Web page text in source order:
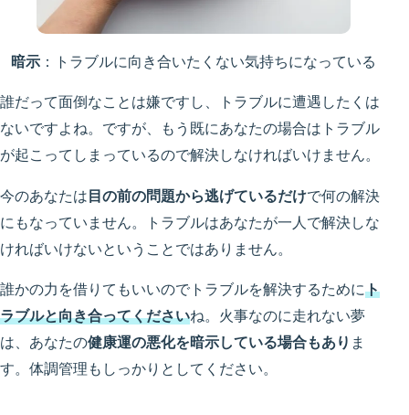
暗示 ：トラブルに向き合いたくない気持ちになっている
誰だって面倒なことは嫌ですし、トラブルに遭遇したくは
ないですよね。ですが、もう既にあなたの場合はトラブル
が起こってしまっているので解決しなければいけません。
今のあなたは目の前の問題から逃げているだけで何の解決
にもなっていません。トラブルはあなたが一人で解決しな
ければいけないということではありません。
誰かの力を借りてもいいのでトラブルを解決するためにト
ラブルと向き合ってくださいね。火事なのに走れない夢
は、あなたの健康運の悪化を暗示している場合もあり ま
す。体調管理もしっかりとしてください。